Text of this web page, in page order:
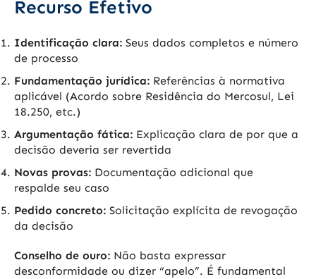
Recurso Efetivo
Identificação clara: Seus dados completos e número
de processo
Fundamentação jurídica: Referências à normativa
aplicável (Acordo sobre Residência do Mercosul, Lei
18.250, etc.)
Argumentação fática: Explicação clara de por que a
decisão deveria ser revertida
Novas provas: Documentação adicional que
respalde seu caso
Pedido concreto: Solicitação explícita de revogação
da decisão
Conselho de ouro: Não basta expressar
desconformidade ou dizer “apelo”. É fundamental